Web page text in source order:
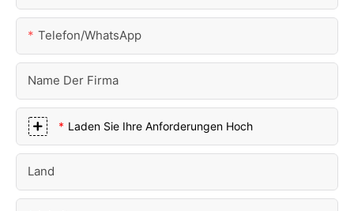
Telefon/WhatsApp
Name Der Firma
Laden Sie Ihre Anforderungen Hoch
Land